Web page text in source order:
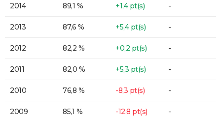
2014 89,1 % +1,4 pt(s) -
2013 87,6 % +5,4 pt(s) -
2012 82,2 % +0,2 pt(s) -
2011 82,0 % +5,3 pt(s) -
2010 76,8 % -8,3 pt(s) -
2009 85,1 % -12,8 pt(s) -